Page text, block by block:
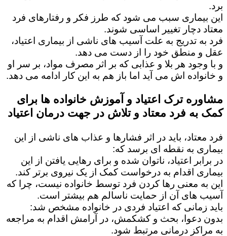
برد.
این بیماری سبب می شود که طرز فکر و رفتارهای فرد
معتاد دچار تغییر اساسی شوند.
فرد به تدریج به علت آسیب های ناشی از بیماری اعتیاد،
عقل و منطق خود را از دست می دهد.
و با وجود هر بلا و عذابی که بر اثر مصرف مواد، بر سر او
و خانواده اش می آید اما باز هم به این کار ادامه می دهد.
مشاوره ترک اعتیاد و آموزش خانواده ها برای
کمک به فرد معتاد و تلاش در جهت درمان اعتیاد
فرد معتاد، باید در اثر فشارها و عذاب های ناشی از این
بیماری به نقطه ای برسد که:
در برابر اعتیاد، ناتوان شده و برای رهایی یافتن از این
بیماری اقدام به درخواست کمک از یک نیروی برتر کند.
این به معنی رها کردن فرد توسط خانواده نیست، چرا که
آسیب های آن از حمایت ناسالم هم بیشتر است.
باید زمانی که اعتیاد فردی در خانواده مشخص شد:
بدون دعوا، بحث و کشکمش، در آرامش اقدام به مراجعه
به مراکز درمانی مرتبط شود.